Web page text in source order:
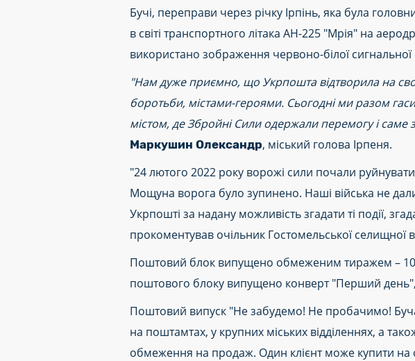
Бучі, переправи через річку Ірпінь, яка була
в світі транспортного літака АН-225 "Мрія" на
використано зображення червоно-білої
"Нам дуже приємно, що Укрпошта відтворила на
боротьби, містами-героями. Сьогодні ми разом
містом, де Збройні Сили одержали перемогу і
Маркушин Олександр, міський голова Ірпеня.
"24 лютого 2022 року ворожі сили почали
Мощуна ворога було зупинено. Наші війська не
Укрпошті за надану можливість згадати ті події,
прокоментував очільник Гостомельської селищної
Поштовий блок випущено обмеженим тиражем – 100
поштового блоку випущено конверт "Перший день",
Поштовий випуск "Не забудемо! Не пробачимо!
на поштамтах, у крупних міських відділеннях, а
обмеження на продаж. Один клієнт може купити на